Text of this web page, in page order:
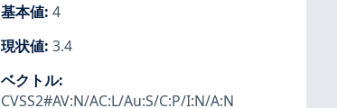
基本値: 4
現状値: 3.4
ベクトル:
CVSS2#AV:N/AC:L/Au:S/C:P/I:N/A:N